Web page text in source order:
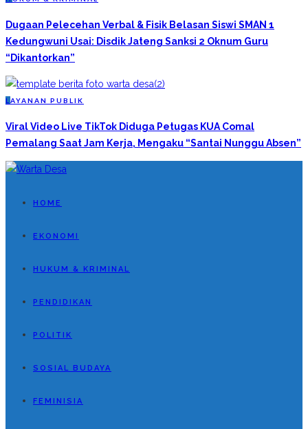
Dugaan Pelecehan Verbal & Fisik Belasan Siswi SMAN 1
Kedungwuni Usai: Disdik Jateng Sanksi 2 Oknum Guru
“Dikantorkan”
L AYANAN PUBLIK
Viral Video Live TikTok Diduga Petugas KUA Comal
Pemalang Saat Jam Kerja, Mengaku “Santai Nunggu Absen”
HOME
EKONOMI
HUKUM & KRIMINAL
PENDIDIKAN
POLITIK
SOSIAL BUDAYA
FEMINISIA